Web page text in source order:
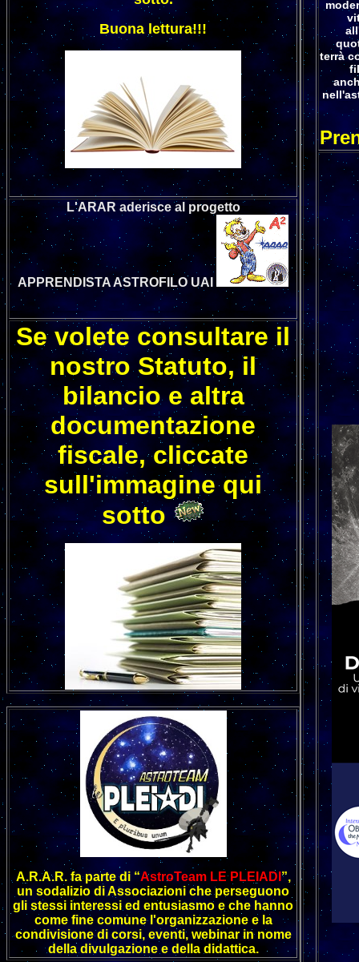
Buona lettura!!!
L'ARAR aderisce al progetto
APPRENDISTA ASTROFILO UAI
Se volete consultare il
nostro Statuto, il
bilancio e altra
documentazione
fiscale, cliccate
sull'immagine qui
sotto
A.R.A.R. fa parte di “AstroTeam LE PLEIADI ”,
un sodalizio di Associazioni che perseguono
gli stessi interessi ed entusiasmo e che hanno
come fine comune l'organizzazione e la
condivisione di corsi, eventi, webinar in nome
della divulgazione e della didattica.
terrà